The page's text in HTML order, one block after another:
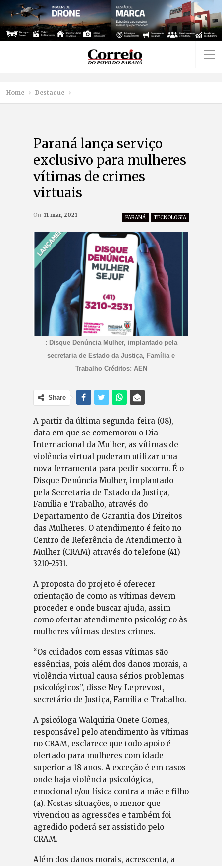
Home Destaque
Paraná lança serviço
exclusivo para mulheres
vítimas de crimes
virtuais
PARANÁ TECNOLOGIA
On 11 mar, 2021
: Disque Denúncia Mulher, implantado pela
secretaria de Estado da Justiça, Família e
Trabalho Créditos: AEN
Share
A partir da última segunda-feira (08),
data em que se comemorou o Dia
Internacional da Mulher, as vítimas de
violência virtual puderam utilizar uma
nova ferramenta para pedir socorro. É o
Disque Denúncia Mulher, implantado
pela Secretaria de Estado da Justiça,
Família e Trabalho, através do
Departamento de Garantia dos Direitos
das Mulheres. O atendimento é feito no
Centro de Referência de Atendimento à
Mulher (CRAM) através do telefone (41)
3210-2531.
A proposta do projeto é oferecer
orientação de como as vítimas devem
proceder e onde buscar ajuda, assim
como ofertar atendimento psicológico às
mulheres vítimas destes crimes.
“Os cuidados com essas vítimas são
essências, pois além dos danos morais, a
violência virtual causa sérios problemas
psicológicos”, disse Ney Leprevost,
secretário de Justiça, Família e Trabalho.
A psicóloga Walquiria Onete Gomes,
responsável pelo atendimento às vítimas
no CRAM, esclarece que todo apoio é
ofertado para mulheres com idade
superior a 18 anos. A exceção é em casos
onde haja violência psicológica,
emocional e/ou física contra a mãe e filho
(a). Nestas situações, o menor que
vivenciou as agressões e também foi
agredido poderá ser assistido pelo
CRAM.
Além dos danos morais, acrescenta, a